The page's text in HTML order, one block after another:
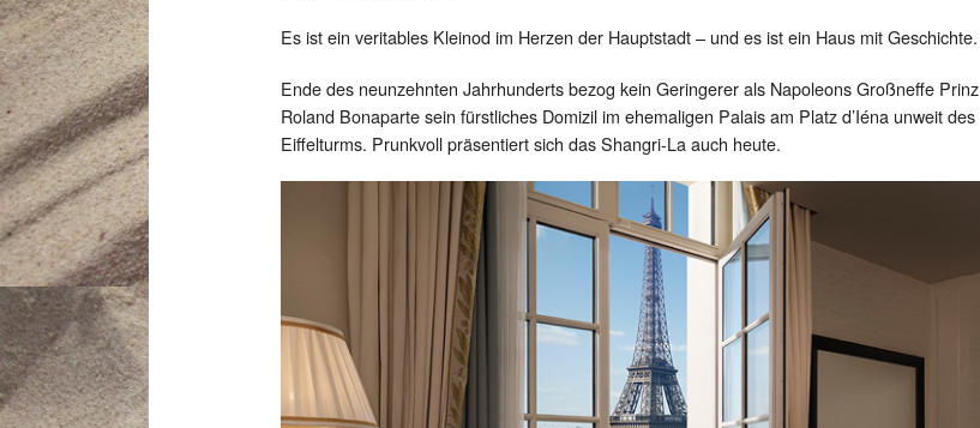
Es ist ein veritables Kleinod im Herzen der Hauptstadt – und es ist ein Haus mit Geschichte.
Ende des neunzehnten Jahrhunderts bezog kein Geringerer als Napoleons Großneffe Prinz
Roland Bonaparte sein fürstliches Domizil im ehemaligen Palais am Platz d’Iéna unweit des
Eiffelturms. Prunkvoll präsentiert sich das Shangri-La auch heute.